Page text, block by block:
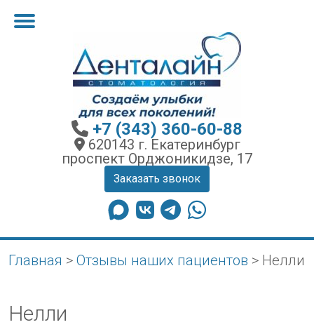
+7 (343) 360-60-88
620143 г. Екатеринбург
проспект Орджоникидзе, 17
Заказать звонок
Главная > Отзывы наших пациентов > Нелли
Нелли